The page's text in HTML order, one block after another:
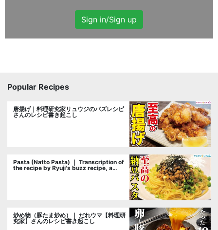
Sign in/Sign up
Popular Recipes
唐揚げ｜料理研究家リュウジのバズレシピ
さんのレシピ書き起こし
Pasta (Natto Pasta) ｜ Transcription of
the recipe by Ryuji's buzz recipe, a
炒め物（豚たま炒め）｜ だれウマ【料理研
究家】さんのレシピ書き起こし